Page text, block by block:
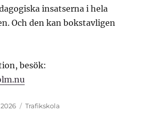
insatserna i hela
Och den kan bokstavligen
besök:
Kategorier
Trafikskola